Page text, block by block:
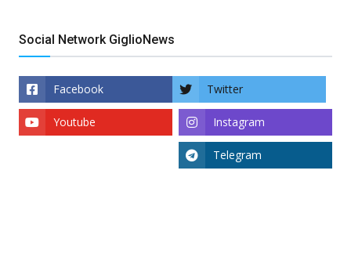
Social Network GiglioNews
Facebook Twitter
Instagram
Youtube
Telegram